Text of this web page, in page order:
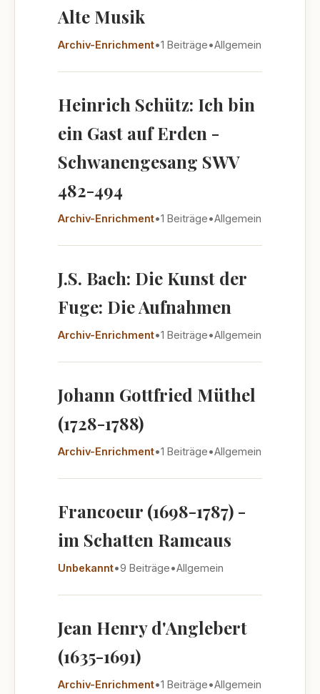
Alte Musik
Archiv-Enrichment•1 Beiträge•Allgemein
Heinrich Schütz: Ich bin
ein Gast auf Erden -
Schwanengesang SWV
482-494
Archiv-Enrichment•1 Beiträge•Allgemein
J.S. Bach: Die Kunst der
Fuge: Die Aufnahmen
Archiv-Enrichment•1 Beiträge•Allgemein
Johann Gottfried Müthel
(1728-1788)
Archiv-Enrichment•1 Beiträge•Allgemein
Francoeur (1698-1787) -
im Schatten Rameaus
Unbekannt•9 Beiträge•Allgemein
Jean Henry d'Anglebert
(1635-1691)
Archiv-Enrichment•1 Beiträge•Allgemein